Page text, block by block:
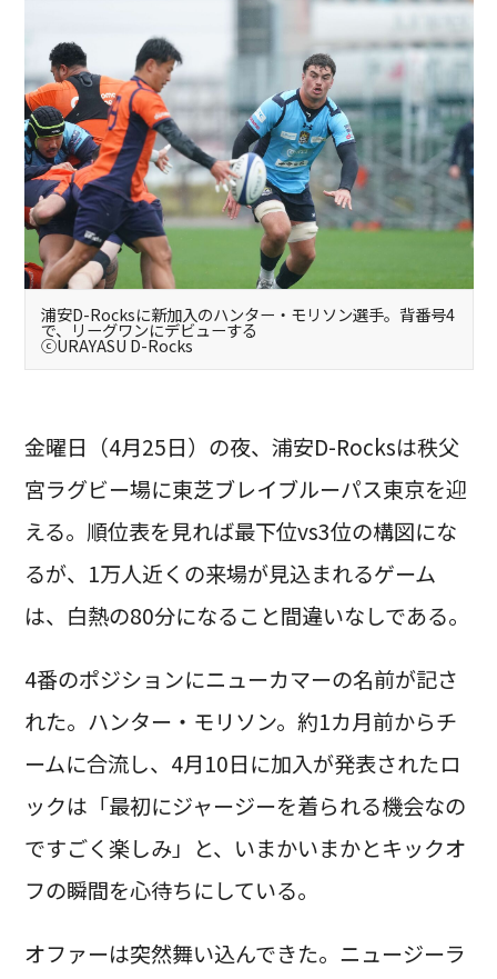
浦安D-Rocksに新加入のハンター・モリソン選手。背番号4
で、リーグワンにデビューする
ⓒURAYASU D-Rocks
金曜日（4月25日）の夜、浦安D-Rocksは秩父
宮ラグビー場に東芝ブレイブルーパス東京を迎
える。順位表を見れば最下位vs3位の構図にな
るが、1万人近くの来場が見込まれるゲーム
は、白熱の80分になること間違いなしである。
4番のポジションにニューカマーの名前が記さ
れた。ハンター・モリソン。約1カ月前からチ
ームに合流し、4月10日に加入が発表されたロ
ックは「最初にジャージーを着られる機会なの
ですごく楽しみ」と、いまかいまかとキックオ
フの瞬間を心待ちにしている。
オファーは突然舞い込んできた。ニュージーラ